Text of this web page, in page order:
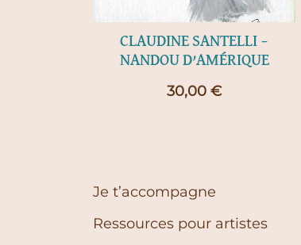
CLAUDINE SANTELLI –
NANDOU D’AMÉRIQUE
30,00 €
Je t’accompagne
Ressources pour artistes